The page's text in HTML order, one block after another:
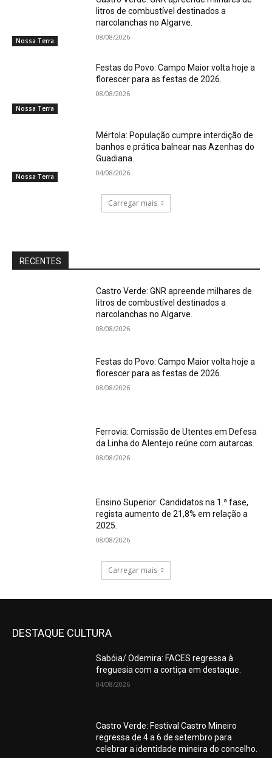
Nossa Terra
litros de combustível destinados a
narcolanchas no Algarve.
08/08/2026
Nossa Terra
Festas do Povo: Campo Maior volta hoje a
florescer para as festas de 2026.
08/08/2026
Nossa Terra
Mértola: População cumpre interdição de
banhos e prática balnear nas Azenhas do
Guadiana.
04/08/2026
Carregar mais
RECENTES
Castro Verde: GNR apreende milhares de
litros de combustível destinados a
narcolanchas no Algarve.
08/08/2026
Festas do Povo: Campo Maior volta hoje a
florescer para as festas de 2026.
08/08/2026
Ferrovia: Comissão de Utentes em Defesa
da Linha do Alentejo reúne com autarcas.
08/08/2026
Ensino Superior: Candidatos na 1.ª fase,
regista aumento de 21,8% em relação a
2025.
08/08/2026
Carregar mais
DESTAQUE CULTURA
Sabóia/ Odemira: FACES regressa à
freguesia com a cortiça em destaque.
04/08/2026
Castro Verde: Festival Castro Mineiro
regressa de 4 a 6 de setembro para
celebrar a identidade mineira do concelho.